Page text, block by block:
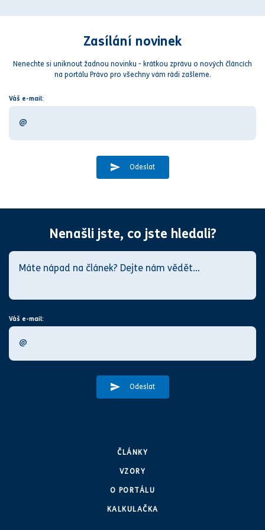
Zasílání novinek
Nenechte si uniknout žadnou novinku - krátkou zprávu o nových článcích
na portálu Právo pro všechny vám rádi zašleme.
Váš e-mail:
Odeslat
Nenašli jste, co jste hledali?
Váš e-mail:
Odeslat
ČLÁNKY
VZORY
O PORTÁLU
KALKULAČKA